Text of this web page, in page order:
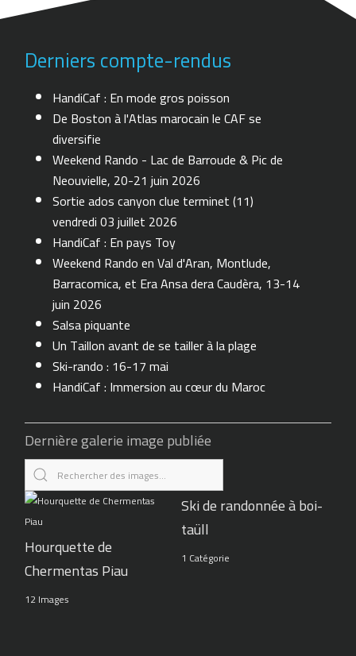
Derniers compte-rendus
HandiCaf : En mode gros poisson
De Boston à l'Atlas marocain le CAF se
diversifie
Weekend Rando - Lac de Barroude & Pic de
Neouvielle, 20-21 juin 2026
Sortie ados canyon clue terminet (11)
vendredi 03 juillet 2026
HandiCaf : En pays Toy
Weekend Rando en Val d'Aran, Montlude,
Barracomica, et Era Ansa dera Caudèra, 13-14
juin 2026
Salsa piquante
Un Taillon avant de se tailler à la plage
Ski-rando : 16-17 mai
HandiCaf : Immersion au cœur du Maroc
Dernière galerie image publiée
Hourquette de
Chermentas Piau
12 Images
Ski de randonnée à boi-
taüll
1 Catégorie